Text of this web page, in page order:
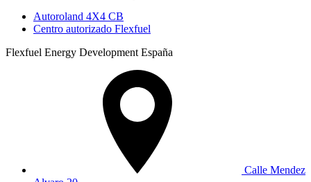
Autoroland 4X4 CB
Centro autorizado Flexfuel
Flexfuel Energy Development España
Calle Mendez